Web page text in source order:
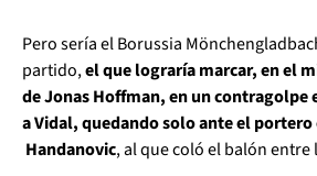
Pero sería el Borussia
partido,el que lograría marcar, en el
de Jonas Hoffman, en un contragolpe
a Vidal, quedando solo ante el
Handanovic, al que coló el balón entre